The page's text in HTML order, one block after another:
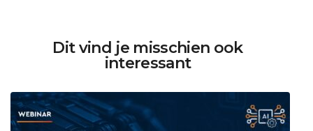
Dit vind je misschien ook
interessant